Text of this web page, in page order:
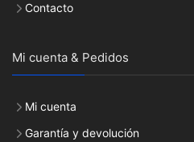
Contacto
Mi cuenta & Pedidos
Mi cuenta
Garantía y devolución